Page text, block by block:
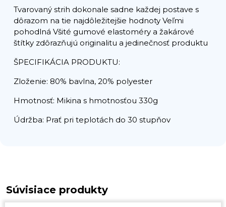
Tvarovaný strih dokonale sadne každej postave s
dôrazom na tie najdôležitejšie hodnoty Veľmi
pohodlná Všité gumové elastoméry a žakárové
štítky zdôrazňujú originalitu a jedinečnosť produktu
ŠPECIFIKÁCIA PRODUKTU:
Zloženie: 80% bavlna, 20% polyester
Hmotnosť: Mikina s hmotnosťou 330g
Údržba: Prať pri teplotách do 30 stupňov
Súvisiace produkty